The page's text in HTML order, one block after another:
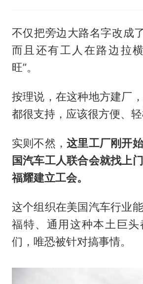
不仅把旁边大路名字改成
而且还有工人在路边拉
旺”。
按理说，在这种地方建厂
都很支持，应该很方便、轻
实则不然，这里工厂刚开
国汽车工人联合会就找上
福耀建立工会。
这个组织在美国汽车行业
福特、通用这种本土巨
们，唯恐被针对搞事情。